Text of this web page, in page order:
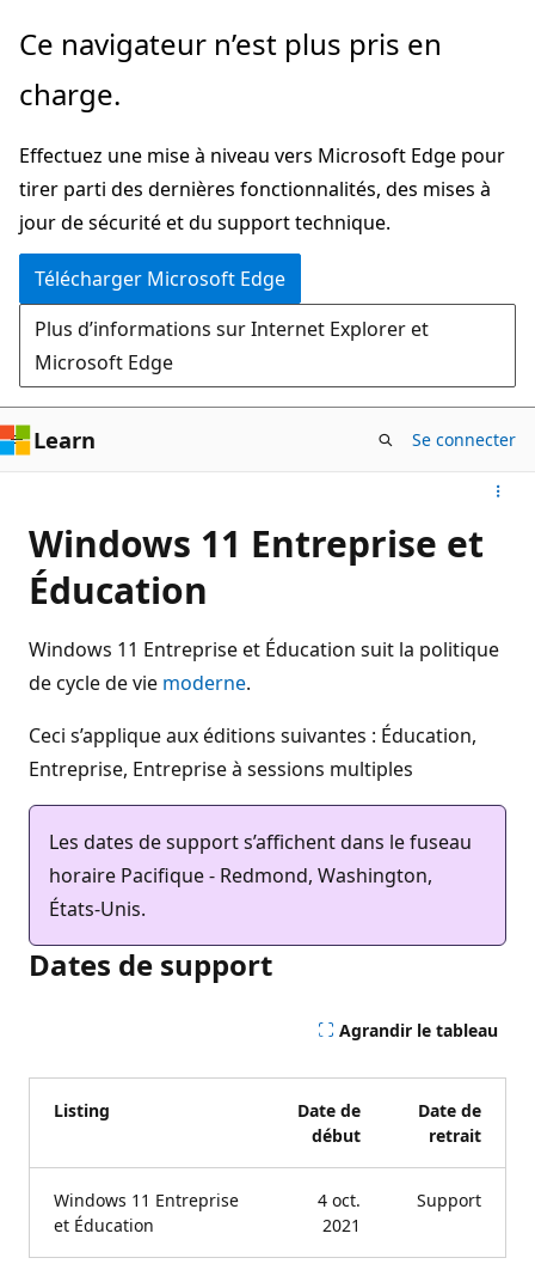
Passer
directement
au
principal
Ce navigateur n’est plus pris en
charge.
Effectuez une mise à niveau vers Microsoft Edge pour
tirer parti des dernières fonctionnalités, des mises à
jour de sécurité et du support technique.
Télécharger Microsoft Edge
Plus d’informations sur Internet Explorer et
Microsoft Edge
Learn Se connecter
Windows 11 Entreprise et
Éducation
Windows 11 Entreprise et Éducation suit la politique
de cycle de vie moderne.
Ceci s’applique aux éditions suivantes : Éducation,
Entreprise, Entreprise à sessions multiples
Les dates de support s’affichent dans le fuseau
horaire Pacifique - Redmond, Washington,
États-Unis.
Dates de support
Agrandir le tableau
Listing
Date de
début
Date de
retrait
Windows 11 Entreprise
et Éducation
4 oct.
2021
Support